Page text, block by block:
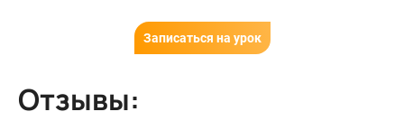
Записаться на урок
Отзывы: